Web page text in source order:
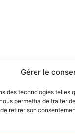
Gérer le
des technologies
permettra de traiter
retirer son